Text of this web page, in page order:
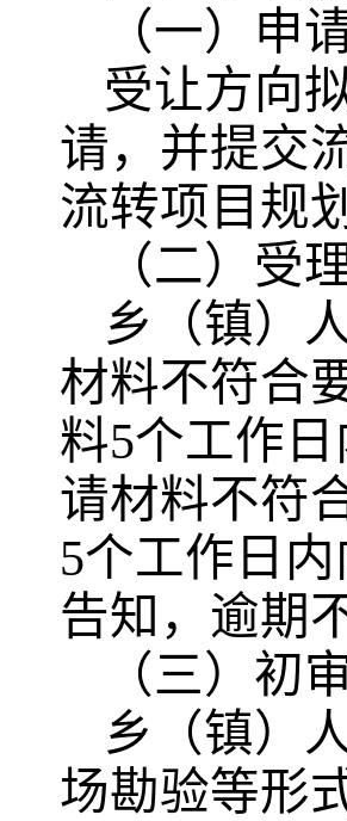
（一）申
受让方向
请，并提交
流转项目规
（二）受
乡（镇）
材料不符合
料5个工作
请材料不符
5个工作日
告知，逾期
（三）初
乡（镇）
场勘验等形